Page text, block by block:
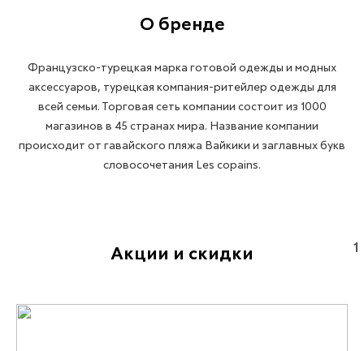
О бренде
Французско-турецкая марка готовой одежды и модных
аксессуаров, турецкая компания-ритейлер одежды для
всей семьи. Торговая сеть компании состоит из 1000
магазинов в 45 странах мира. Название компании
происходит от гавайского пляжа Вайкики и заглавных букв
словосочетания Les copains.
1
Акции и скидки